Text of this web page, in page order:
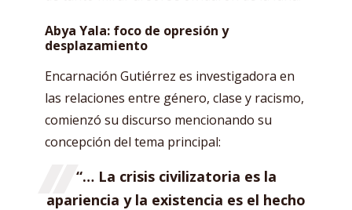
Abya Yala: foco de opresión y
desplazamiento
Encarnación Gutiérrez es investigadora en
las relaciones entre género, clase y racismo,
comienzó su discurso mencionando su
concepción del tema principal:
“… La crisis civilizatoria es la
apariencia y la existencia es el hecho